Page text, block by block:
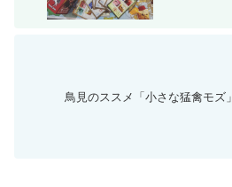
鳥見のススメ「小さな猛禽モズ」